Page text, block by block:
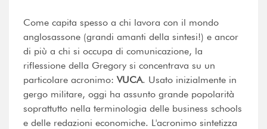
Come capita spesso a chi lavora con il mondo
anglosassone (grandi amanti della sintesi!) e ancor
di più a chi si occupa di comunicazione, la
riflessione della Gregory si concentrava su un
particolare acronimo:VUCA. Usato inizialmente in
gergo militare, oggi ha assunto grande popolarità
soprattutto nella terminologia delle business schools
e delle redazioni economiche. L'acronimo sintetizza